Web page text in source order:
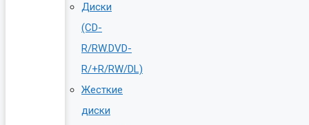
Диски
(CD-
R/RW.DVD-
R/+R/RW/DL)
Жесткие
диски